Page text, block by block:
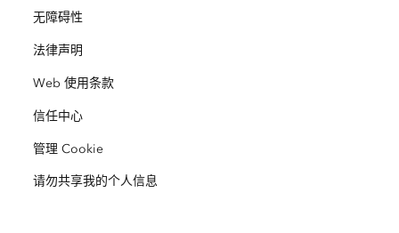
Esri Store
ArcWatch
Esri 视频
业务行为准则
网站地图
教育
种族平等
无障碍性
法律声明
Web 使用条款
信任中心
管理 Cookie
请勿共享我的个人信息